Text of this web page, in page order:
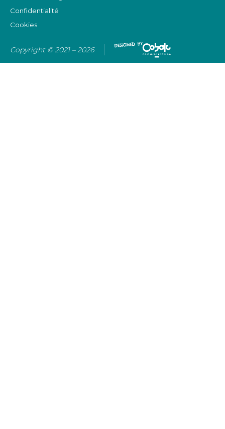
Confidentialité
Cookies
Copyright © 2021 – 2026